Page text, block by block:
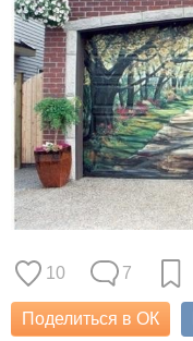
10 7
Поделиться в ОК